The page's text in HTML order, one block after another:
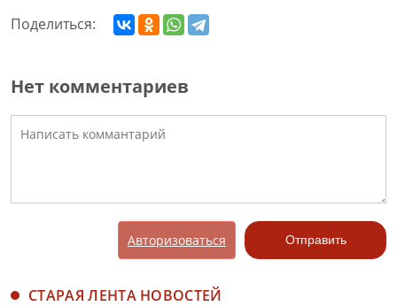
Поделиться:
Нет комментариев
Авторизоваться Отправить
СТАРАЯ ЛЕНТА НОВОСТЕЙ